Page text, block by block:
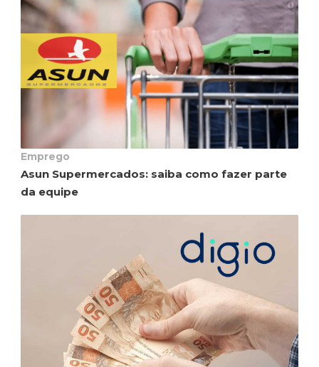
Emprego
Asun Supermercados: saiba como fazer parte
da equipe